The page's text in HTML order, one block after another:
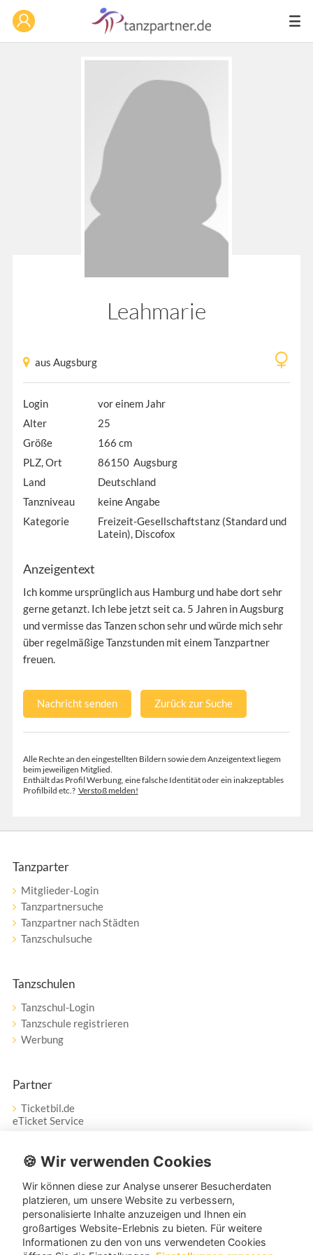
Leahmarie
aus Augsburg
Login
vor einem Jahr
Alter
25
Größe
166 cm
PLZ, Ort
86150 Augsburg
Land
Deutschland
Tanzniveau
keine Angabe
Kategorie
Freizeit-Gesellschaftstanz (Standard und
Latein), Discofox
Anzeigentext
Ich komme ursprünglich aus Hamburg und habe dort sehr
gerne getanzt. Ich lebe jetzt seit ca. 5 Jahren in Augsburg
und vermisse das Tanzen schon sehr und würde mich sehr
über regelmäßige Tanzstunden mit einem Tanzpartner
freuen.
Nachricht senden Zurück zur Suche
Alle Rechte an den eingestellten Bildern sowie dem Anzeigentext liegem
beim jeweiligen Mitglied.
Enthält das Profil Werbung, eine falsche Identität oder ein inakzeptables
Profilbild etc.? Verstoß melden!
Tanzparter
Mitglieder-Login
Tanzpartnersuche
Tanzpartner nach Städten
Tanzschulsuche
Tanzschulen
Tanzschul-Login
Tanzschule registrieren
Werbung
Partner
Ticketbil.de
eTicket Service
Vertrag widerrufen
Service
Unser Tanzpartner-Service hilft Ihnen bei Fragen und
Anregungen gerne weiter!
🍪 Wir verwenden Cookies
Wir können diese zur Analyse unserer Besucherdaten
platzieren, um unsere Website zu verbessern,
personalisierte Inhalte anzuzeigen und Ihnen ein
großartiges Website-Erlebnis zu bieten. Für weitere
Informationen zu den von uns verwendeten Cookies